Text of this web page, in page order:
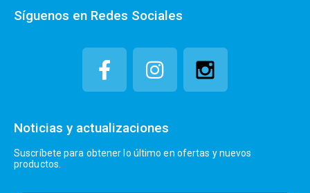
Síguenos en Redes Sociales
Noticias y actualizaciones
Suscríbete para obtener lo último en ofertas y nuevos
productos.